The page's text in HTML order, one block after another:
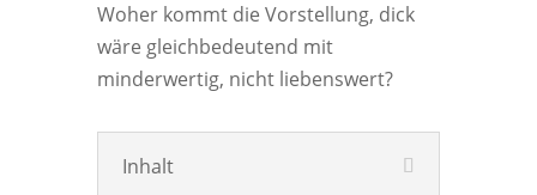
Woher kommt die Vorstellung, dick
wäre gleichbedeutend mit
minderwertig, nicht liebenswert?
Inhalt